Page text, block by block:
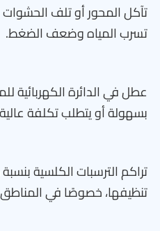
تآكل المحور أو تلف
تسرب المياه وضعف الضغط.
عطل في الدائرة الكهربائية
بسهولة أو يتطلب تكلفة
تراكم الترسبات الكلسية
تنظيفها، خصوصًا في